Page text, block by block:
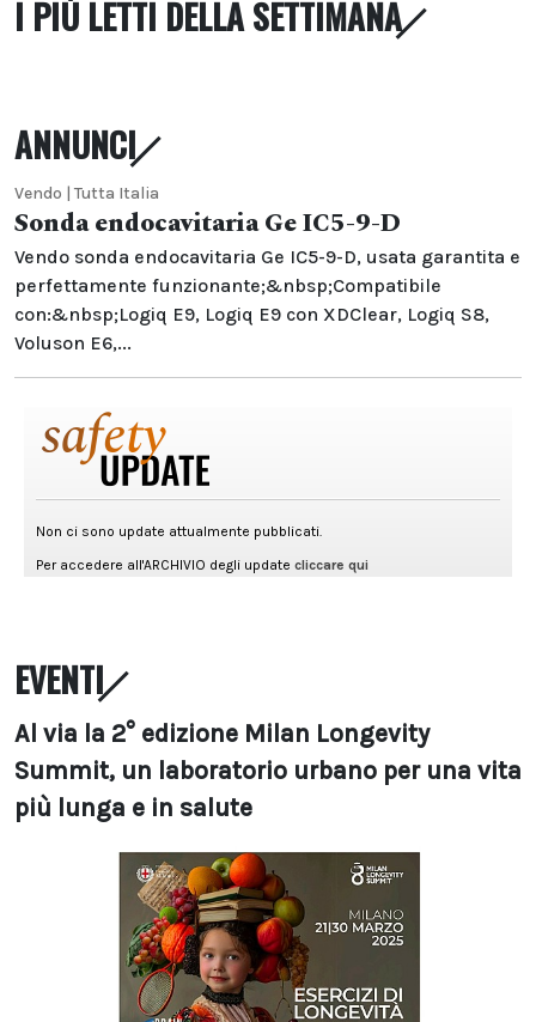
I PIÙ LETTI DELLA SETTIMANA
ANNUNCI
Vendo | Tutta Italia
Sonda endocavitaria Ge IC5-9-D
Vendo sonda endocavitaria Ge IC5-9-D, usata garantita e
perfettamente funzionante;&nbsp;Compatibile
con:&nbsp;Logiq E9, Logiq E9 con XDClear, Logiq S8,
Voluson E6,...
EVENTI
Al via la 2° edizione Milan Longevity
Summit, un laboratorio urbano per una vita
più lunga e in salute